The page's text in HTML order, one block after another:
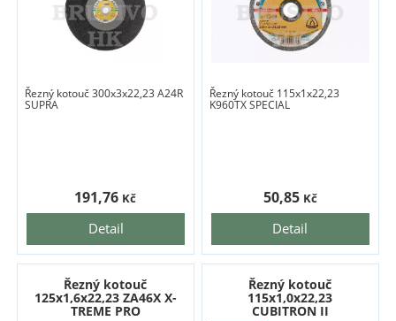
Řezný kotouč 300x3x22,23 A24R
SUPRA
Detail
191,76 Kč
Řezný kotouč 115x1x22,23
K960TX SPECIAL
Detail
50,85 Kč
Řezný kotouč
125x1,6x22,23 ZA46X X-
TREME PRO
Řezný kotouč
115x1,0x22,23
CUBITRON II